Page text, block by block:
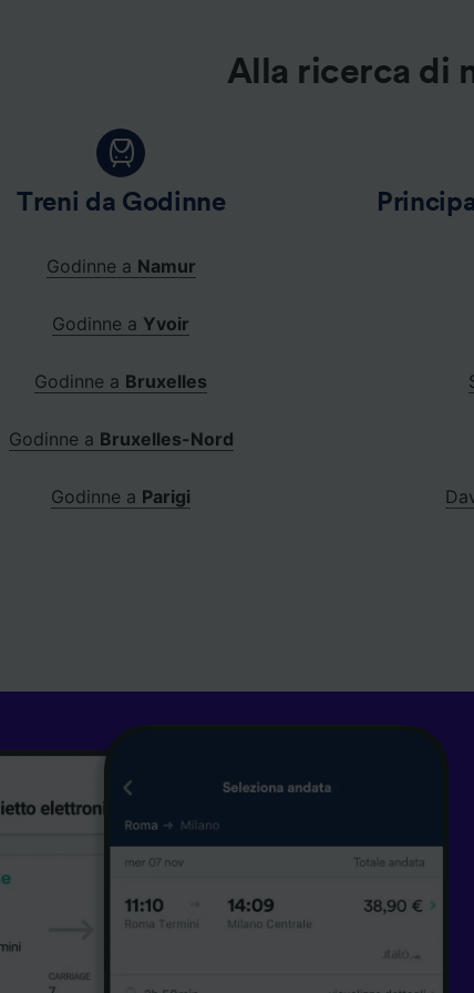
Alla ricerca di
Treni da Godinne
Godinne a Namur
Godinne a Yvoir
Godinne a Bruxelles
Godinne a Bruxelles-Nord
Godinne a Parigi